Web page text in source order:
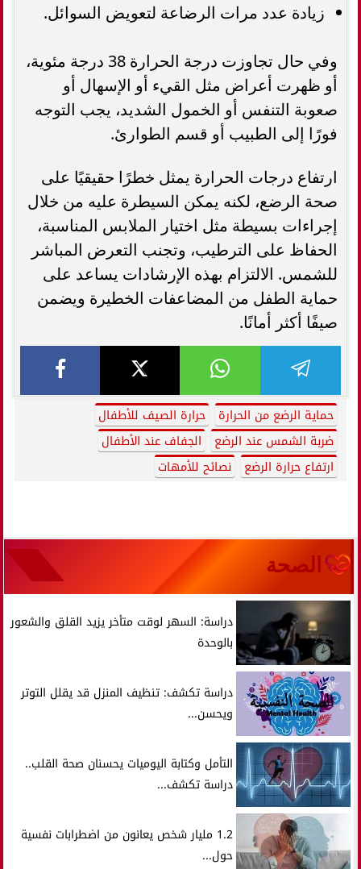
زيادة عدد مرات الرضاعة لتعويض السوائل.
وفي حال تجاوزت درجة الحرارة 38 درجة مئوية،
أو ظهرت أعراض مثل القيء أو الإسهال أو
صعوبة التنفس أو الخمول الشديد، يجب التوجه
فورًا إلى الطبيب أو قسم الطوارئ.
ارتفاع درجات الحرارة يمثل خطرًا حقيقيًا على
صحة الرضع، لكنه يمكن السيطرة عليه من خلال
إجراءات بسيطة مثل اختيار الملابس المناسبة،
الحفاظ على الترطيب، وتجنب التعرض المباشر
للشمس. الالتزام بهذه الإرشادات يساعد على
حماية الطفل من المضاعفات الخطيرة ويضمن
صيفًا أكثر أمانًا.
حماية الرضع من الحرارة
حرارة الصيف للأطفال
ضربة الشمس عند الرضع
الجفاف عند الأطفال
ارتفاع حرارة الرضع
نصائح للأمهات
الصحة
دراسة: السهر لوقت متأخر يزيد القلق والشعور
بالوحدة
دراسة تكشف: تنظيف المنزل قد يقلل التوتر
ويحسن...
التأمل وكتابة اليوميات يحسنان صحة القلب..
دراسة تكشف...
1.2 مليار شخص يعانون من اضطرابات نفسية
حول...